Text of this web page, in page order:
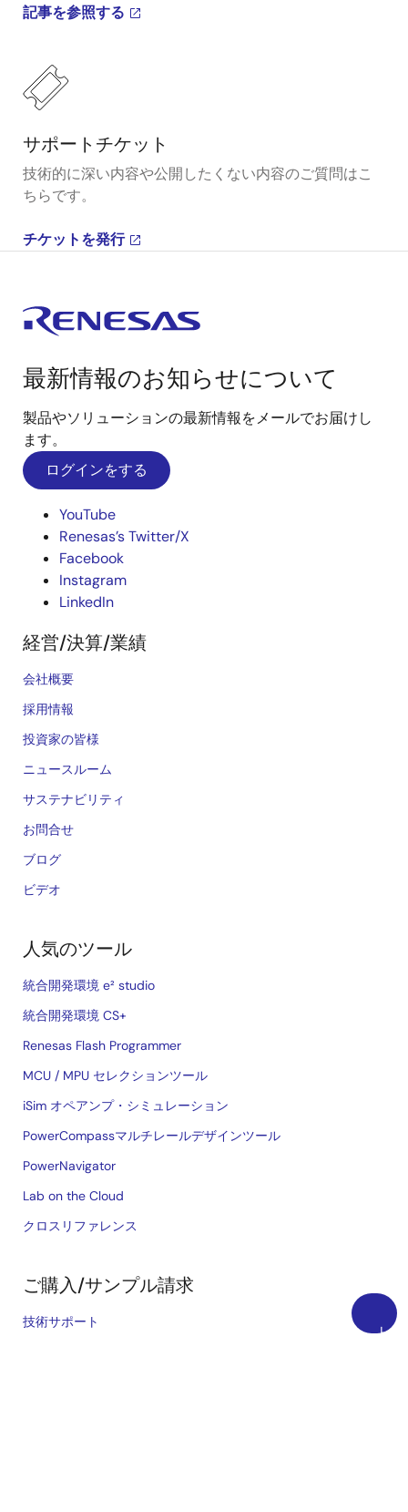
記事を参照する
サポートチケット
技術的に深い内容や公開したくない内容のご質問はこ
ちらです。
チケットを発行
上
最新情報のお知らせについて
製品やソリューションの最新情報をメールでお届けし
ます。
ログインをする
YouTube
Renesas’s Twitter/X
Facebook
Instagram
LinkedIn
経営/決算/業績
会社概要
採用情報
投資家の皆様
ニュースルーム
サステナビリティ
お問合せ
ブログ
ビデオ
人気のツール
統合開発環境 e² studio
統合開発環境 CS+
Renesas Flash Programmer
MCU / MPU セレクションツール
iSim オペアンプ・シミュレーション
PowerCompassマルチレールデザインツール
PowerNavigator
Lab on the Cloud
クロスリファレンス
ご購入/サンプル請求
技術サポート